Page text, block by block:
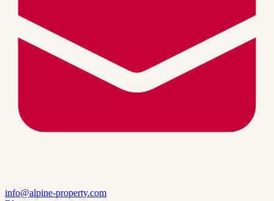
info@alpine-property.com